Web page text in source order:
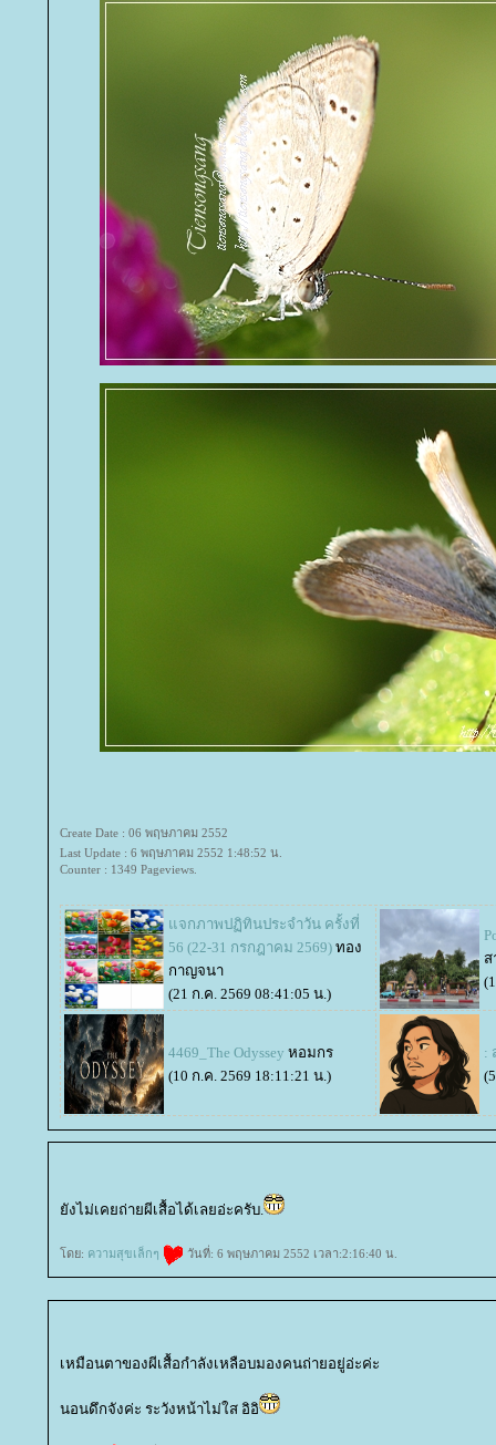
Create Date : 06 พฤษภาคม 2552
Last Update : 6 พฤษภาคม 2552 1:48:52 น.
Counter : 1349 Pageviews.
จกภาพปฏิทินประจำวัน ครั้งที่
56 (22-31 กรกฎาคม 2569) ทอง
กาญจนา
(21 ก.ค. 2569 08:41:05 น.)
4469_The Odyssey หอมกร
(10 ก.ค. 2569 18:11:21 น.)
:
ังไม่เคยถ่ายผีเสื้อได้เลยอ่ะครับ.
ดย: ความสุขเล็กๆ วันที่: 6 พฤษภาคม 2552 เวลา:2:16:40 น.
เหมือนตาของผีเสื้อกำลังเหลือบมองคนถ่ายอยู่อ่ะค่ะ
นอนดึกจังค่ะ ระวังหน้าไม่ใส อิอิ